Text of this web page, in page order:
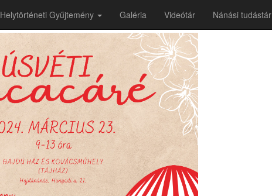
Helytörténeti Gyűjtemény Galéria Videótár Nánási tudástár